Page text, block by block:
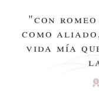
"con
como
vida mía